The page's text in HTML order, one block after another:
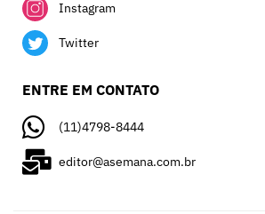
Instagram
Twitter
ENTRE EM CONTATO
(11)4798-8444
editor@asemana.com.br